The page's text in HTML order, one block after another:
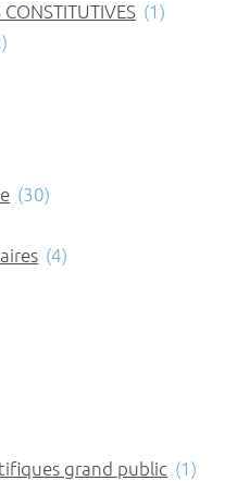
(1)
(30)
(4)
grand public (1)